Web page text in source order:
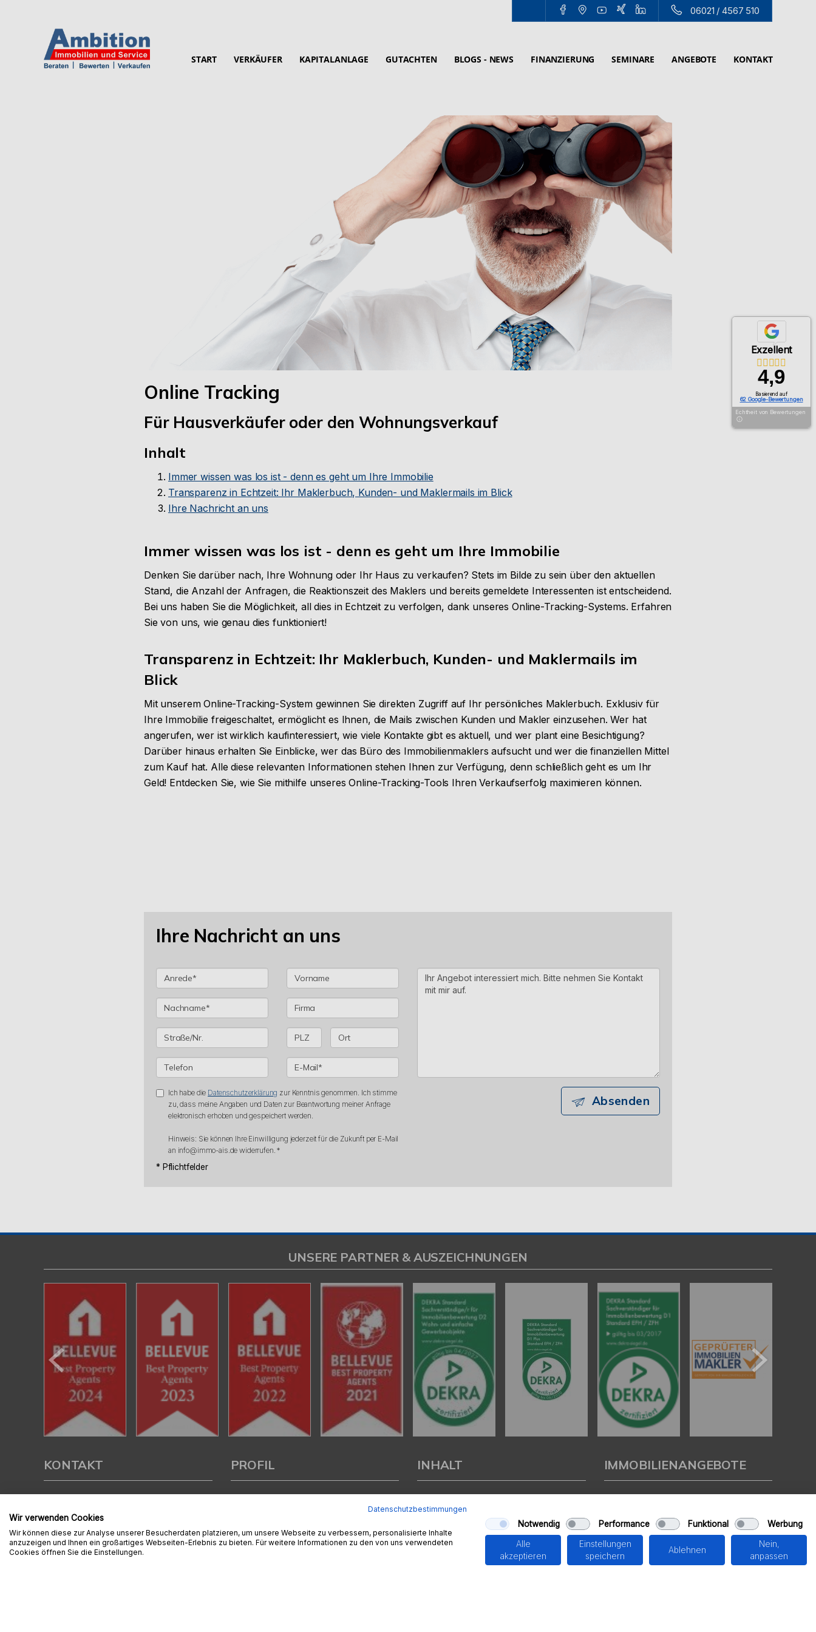
06021 / 4567 510
START VERKÄUFER KAPITALANLAGE GUTACHTEN BLOGS - NEWS FINANZIERUNG SEMINARE ANGEBOTE KONTAKT
Online Tracking
Für Hausverkäufer oder den Wohnungsverkauf
Inhalt
Immer wissen was los ist - denn es geht um Ihre Immobilie
Transparenz in Echtzeit: Ihr Maklerbuch, Kunden- und Maklermails im Blick
Ihre Nachricht an uns
Immer wissen was los ist - denn es geht um Ihre Immobilie
Denken Sie darüber nach, Ihre Wohnung oder Ihr Haus zu verkaufen? Stets im Bilde zu sein über den aktuellen
Stand, die Anzahl der Anfragen, die Reaktionszeit des Maklers und bereits gemeldete Interessenten ist entscheidend.
Bei uns haben Sie die Möglichkeit, all dies in Echtzeit zu verfolgen, dank unseres Online-Tracking-Systems. Erfahren
Sie von uns, wie genau dies funktioniert!
Transparenz in Echtzeit: Ihr Maklerbuch, Kunden- und Maklermails im
Blick
Mit unserem Online-Tracking-System gewinnen Sie direkten Zugriff auf Ihr persönliches Maklerbuch. Exklusiv für
Ihre Immobilie freigeschaltet, ermöglicht es Ihnen, die Mails zwischen Kunden und Makler einzusehen. Wer hat
angerufen, wer ist wirklich kaufinteressiert, wie viele Kontakte gibt es aktuell, und wer plant eine Besichtigung?
Darüber hinaus erhalten Sie Einblicke, wer das Büro des Immobilienmaklers aufsucht und wer die finanziellen Mittel
zum Kauf hat. Alle diese relevanten Informationen stehen Ihnen zur Verfügung, denn schließlich geht es um Ihr
Geld! Entdecken Sie, wie Sie mithilfe unseres Online-Tracking-Tools Ihren Verkaufserfolg maximieren können.
Ihre Nachricht an uns
Ich habe die Datenschutzerklärung zur Kenntnis genommen. Ich stimme
zu, dass meine Angaben und Daten zur Beantwortung meiner Anfrage
elektronisch erhoben und gespeichert werden.
Hinweis: Sie können Ihre Einwilligung jederzeit für die Zukunft per E-Mail
an info@immo-ais.de widerrufen. *
* Pflichtfelder
Absenden
Exzellent
4,9
Basierend auf
62 Google-Bewertungen
Echtheit von Bewertungen
UNSERE PARTNER & AUSZEICHNUNGEN
KONTAKT
Liebigstraße 2
63743 Aschaffenburg
PROFIL
stehen wir Ihnen beim
Immobilie zur Seite.
INHALT
Verkäufer
Kapitalanlage
Gutachten
Blogs - News
Finanzierung
IMMOBILIENANGEBOTE
Grundstücke
Mietangebote
Renditeobjekte
Gewerbeimmobilien
Datenschutzbestimmungen
Wir verwenden Cookies
Wir können diese zur Analyse unserer Besucherdaten platzieren, um unsere Webseite zu verbessern, personalisierte Inhalte
anzuzeigen und Ihnen ein großartiges Webseiten-Erlebnis zu bieten. Für weitere Informationen zu den von uns verwendeten
Cookies öffnen Sie die Einstellungen.
Notwendig Performance Funktional Werbung
Alle
akzeptieren
Einstellungen
speichern
Ablehnen
Nein,
anpassen